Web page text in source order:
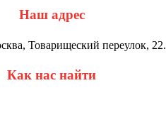
Наш адрес
Товарищеский переулок, 22.
Как нас найти